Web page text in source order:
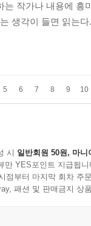
는 작가나 내용에
생각이 들면 읽는
5 6 7 8 9 10
시 일반회원 50원, 마니
만 YES포인트 지급됩니
점부터 마지막 회차 주
패션 및 판매금지 상